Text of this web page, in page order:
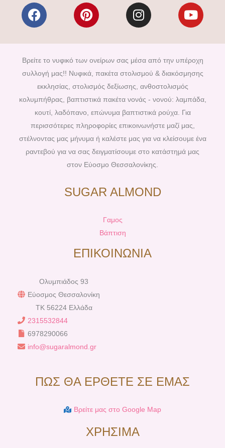
F
a
e
b
o
o
k
P
i
t
e
r
e
s
t
I
n
t
a
g
r
a
m
Y
o
t
u
b
Βρείτε το νυφικό των ονείρων σας μέσα από την υπέροχη
συλλογή μας!! Νυφικά, πακέτα στολισμού & διακόσμησης
εκκλησίας, στολισμός δεξίωσης, ανθοστολισμός
κολυμπήθρας, βαπτιστικά πακέτα νονάς - νονού: λαμπάδα,
κουτί, λαδόπανο, επώνυμα βαπτιστικά ρούχα. Για
περισσότερες πληροφορίες επικοινωνήστε μαζί μας,
στέλνοντας μας μήνυμα ή καλέστε μας για να κλείσουμε ένα
ραντεβού για να σας δειγματίσουμε στο κατάστημά μας
στον Εύοσμο Θεσσαλονίκης.
SUGAR ALMOND
Γαμος
Βάπτιση
ΕΠΙΚΟΙΝΩΝΙΑ
Ολυμπιάδος 93
Εύοσμος Θεσσαλονίκη
TK 56224 Ελλάδα
2315532844
6978290066
info@sugaralmond.gr
ΠΩΣ ΘΑ ΕΡΘΕΤΕ ΣΕ ΕΜΑΣ
Βρείτε μας στο Google Map
ΧΡΗΣΙΜΑ